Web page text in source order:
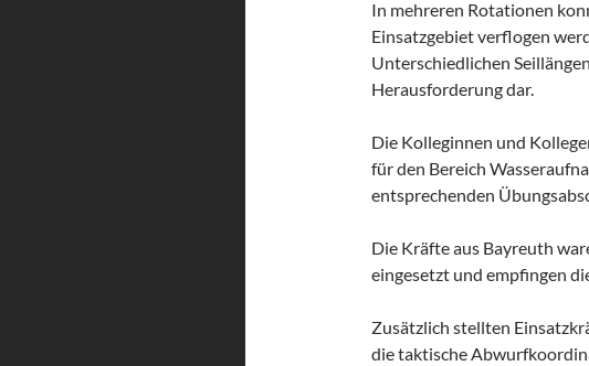
In mehreren Rotationen
Einsatzgebiet verflogen
Unterschiedlichen
Herausforderung dar.
Die Kolleginnen und
für den Bereich
entsprechenden
Die Kräfte aus Bayreuth
eingesetzt und empfingen
Zusätzlich stellten
die taktische